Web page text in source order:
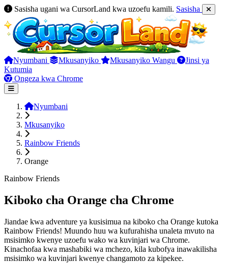
Sasisha ugani wa CursorLand kwa uzoefu kamili. Sasisha
Nyumbani Mkusanyiko Mkusanyiko Wangu
Jinsi ya
Kutumia
Ongeza kwa Chrome
Nyumbani
Mkusanyiko
Rainbow Friends
Orange
Rainbow Friends
Kiboko cha Orange cha Chrome
Jiandae kwa adventure ya kusisimua na kiboko cha Orange kutoka
Rainbow Friends! Muundo huu wa kufurahisha unaleta mvuto na
msisimko kwenye uzoefu wako wa kuvinjari wa Chrome.
Kinachofaa kwa mashabiki wa mchezo, kila kubofya inawakilisha
msisimko wa kuvinjari kwenye changamoto za kipekee.